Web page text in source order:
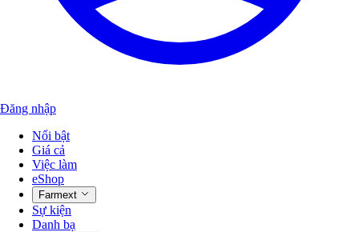
Đăng nhập
Nổi bật
Giá cả
Việc làm
eShop
Farmext
Sự kiện
Danh bạ